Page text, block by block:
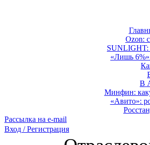
Ozon:
SUNLIGHT:
«Лишь
В
Минфин:
«Авито»:
Рассылка на e-mail
Вход / Регистрация